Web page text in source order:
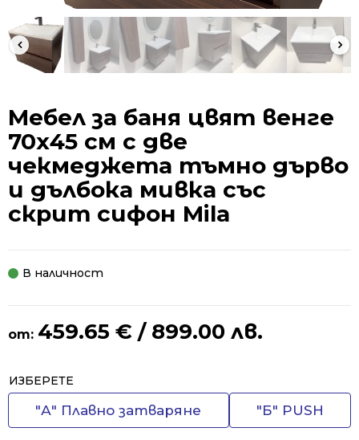
Мебел за баня цвят венге
70х45 см с две
чекмеджета тъмно дърво
и дълбока мивка със
скрит сифон Mila
В наличност
от: 459.65 € / 899.00 лв.
ИЗБЕРЕТЕ
"А" Плавно затваряне "Б" PUSH
Alternative: